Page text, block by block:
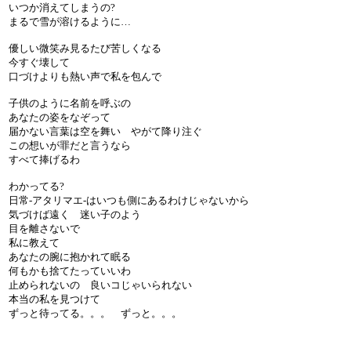
いつか消えてしまうの?
まるで雪が溶けるように…
優しい微笑み見るたび苦しくなる
今すぐ壊して
口づけよりも熱い声で私を包んで
子供のように名前を呼ぶの
あなたの姿をなぞって
届かない言葉は空を舞い やがて降り注ぐ
この想いが罪だと言うなら
すべて捧げるわ
わかってる?
日常-アタリマエ-はいつも側にあるわけじゃないから
気づけば遠く 迷い子のよう
目を離さないで
私に教えて
あなたの腕に抱かれて眠る
何もかも捨てたっていいわ
止められないの 良いコじゃいられない
本当の私を見つけて
ずっと待ってる。。。 ずっと。。。